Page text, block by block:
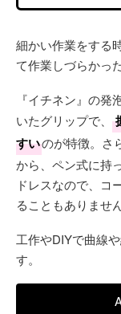
細かい作業をする
て作業しづらかっ
『イチネン』の
いたグリップで、
すいのが特徴。さ
から、ペン式に持
ドレスなので、コ
ることもありません
工作やDIYで曲線
す。